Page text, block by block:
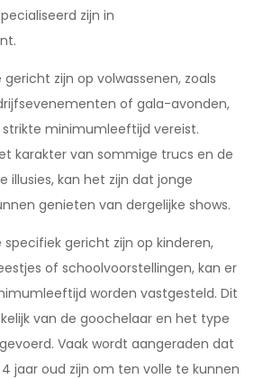
zijn in
zijn op volwassenen, zoals
of gala-avonden,
minimumleeftijd vereist.
karakter van sommige trucs en de
illusies, kan het zijn dat jonge
genieten van dergelijke shows.
gericht zijn op kinderen,
of schoolvoorstellingen, kan er
worden vastgesteld. Dit
van de goochelaar en het type
Vaak wordt aangeraden dat
jaar oud zijn om ten volle te kunnen